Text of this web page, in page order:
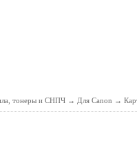
тонеры и СНПЧ → Для Canon →